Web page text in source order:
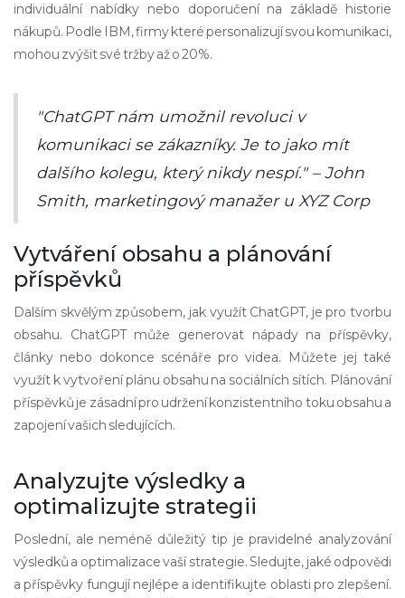
individuální nabídky nebo doporučení na základě historie
nákupů. Podle IBM, firmy které personalizují svou komunikaci,
mohou zvýšit své tržby až o 20%.
"ChatGPT nám umožnil revoluci v
komunikaci se zákazníky. Je to jako mít
dalšího kolegu, který nikdy nespí." – John
Smith, marketingový manažer u XYZ Corp
Vytváření obsahu a plánování
příspěvků
Dalším skvělým způsobem, jak využít ChatGPT, je pro tvorbu
obsahu. ChatGPT může generovat nápady na příspěvky,
články nebo dokonce scénáře pro videa. Můžete jej také
využít k vytvoření plánu obsahu na sociálních sítích. Plánování
příspěvků je zásadní pro udržení konzistentního toku obsahu a
zapojení vašich sledujících.
Analyzujte výsledky a
optimalizujte strategii
Poslední, ale neméně důležitý tip je pravidelné analyzování
výsledků a optimalizace vaší strategie. Sledujte, jaké odpovědi
a příspěvky fungují nejlépe a identifikujte oblasti pro zlepšení.